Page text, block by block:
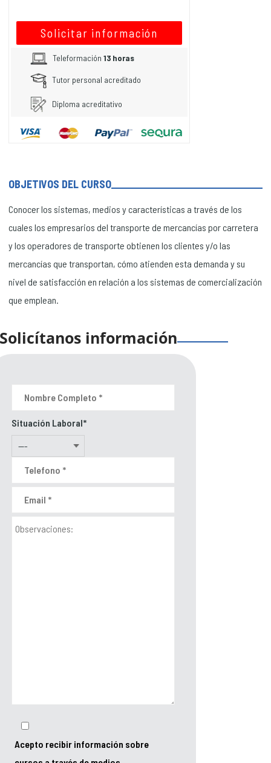
OBJETIVOS DEL CURSO
Conocer los sistemas, medios y características a través de los
cuales los empresarios del transporte de mercancías por carretera
y los operadores de transporte obtienen los clientes y/o las
mercancías que transportan, cómo atienden esta demanda y su
nivel de satisfacción en relación a los sistemas de comercialización
que emplean.
Solicítanos información
Situación Laboral*
Acepto recibir información sobre
Solicitar información
Teleformación13 horas
Tutor personal acreditado
Diploma acreditativo